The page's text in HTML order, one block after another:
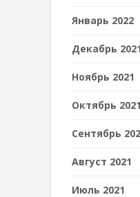
Январь 2022
Декабрь 2021
Ноябрь 2021
Октябрь 2021
Сентябрь
Август 2021
Июль 2021